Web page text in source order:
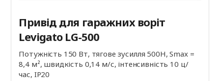
Привід для гаражних воріт
Levigato LG-500
Потужність 150 Вт, тягове зусилля 500Н, Smax =
8,4 м², швидкість 0,14 м/с, інтенсивність 10 ц/
час, IP20